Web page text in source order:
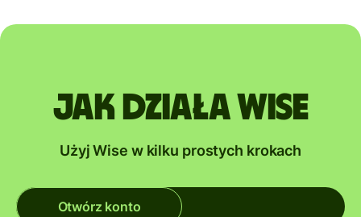
Jak działa Wise
Użyj Wise w kilku prostych krokach
Otwórz konto